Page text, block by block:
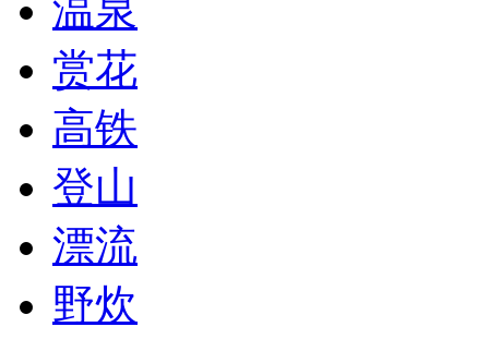
温泉
赏花
高铁
登山
漂流
野炊